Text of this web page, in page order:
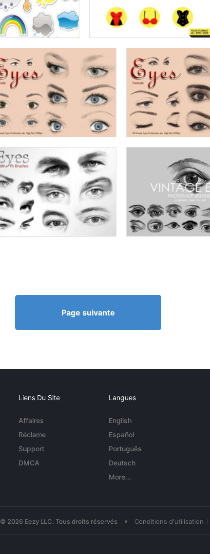
Page suivante
Liens Du Site
Affaires
Réclame
Support
DMCA
Langues
English
Español
Português
Deutsch
More...
© 2026 Eezy LLC. Tous droits réservés • Conditions d'utilisation